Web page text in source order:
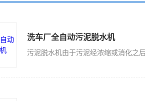
洗车厂全自动污泥脱水机